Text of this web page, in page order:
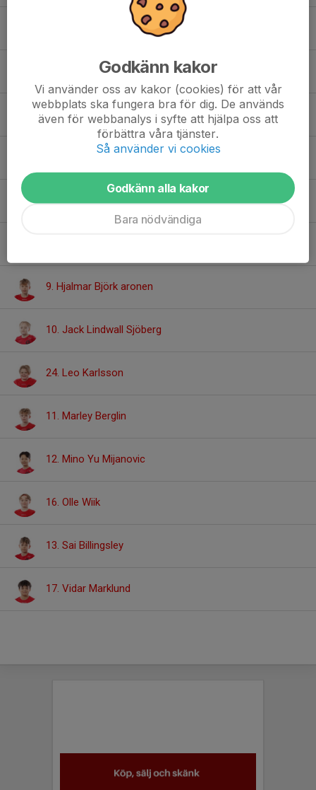
6. Allan Håkanson
1. Amir Mouradi
3. August Fogelström
7. Bo Lagerås
9. Hjalmar Björk aronen
10. Jack Lindwall Sjöberg
24. Leo Karlsson
11. Marley Berglin
12. Mino Yu Mijanovic
16. Olle Wiik
13. Sai Billingsley
17. Vidar Marklund
Godkänn kakor
Vi använder oss av kakor (cookies) för att vår
webbplats ska fungera bra för dig. De används
även för webbanalys i syfte att hjälpa oss att
förbättra våra tjänster.
Så använder vi cookies
Godkänn alla kakor
Bara nödvändiga